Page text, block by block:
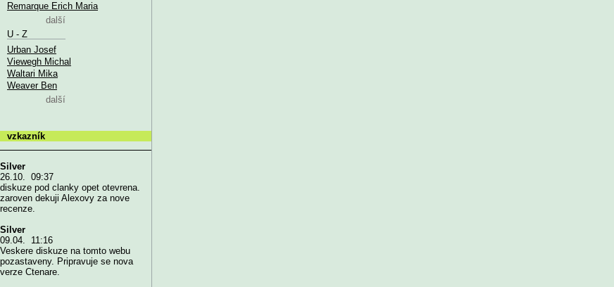
Remarque Erich Maria
další
U - Z
Urban Josef
Viewegh Michal
Waltari Mika
Weaver Ben
další
vzkazník
Silver
26.10. 09:37
diskuze pod clanky opet otevrena.
zaroven dekuji Alexovy za nove
recenze.
Silver
09.04. 11:16
Veskere diskuze na tomto webu
pozastaveny. Pripravuje se nova
verze Ctenare.